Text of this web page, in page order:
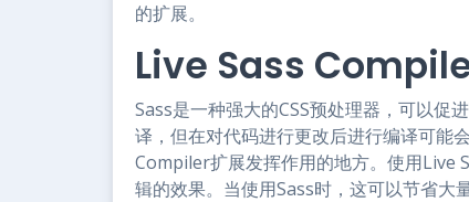
的扩展。
Live Sass
Sass是一种强大的CSS预处理器，可以促
译，但在对代码进行更改后进行编译可能
Compiler扩展发挥作用的地方。使用Live
辑的效果。当使用Sass时，这可以节省